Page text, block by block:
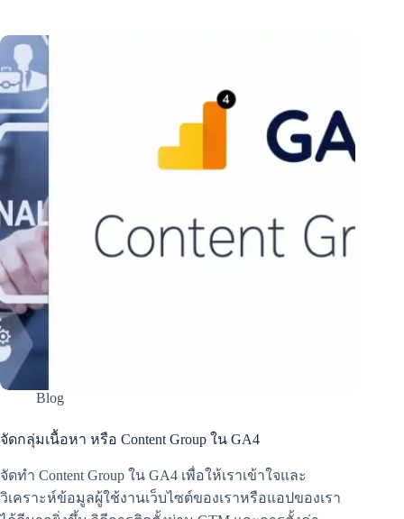
Blog
จัดกลุ่มเนื้อหา หรือ Content Group ใน GA4
จัดทำ Content Group ใน GA4 เพื่อให้เราเข้าใจและ
วิเคราะห์ข้อมูลผู้ใช้งานเว็บไซต์ของเราหรือแอปของเรา